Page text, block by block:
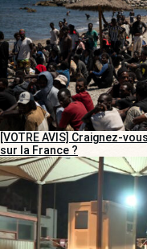
[VOTRE AVIS] Craignez-
sur la France ?